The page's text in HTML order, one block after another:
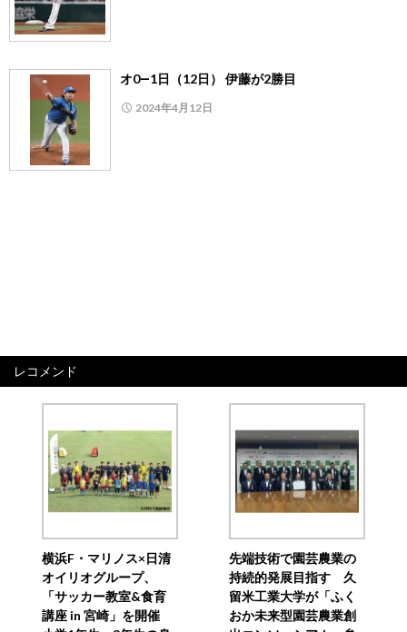
オ0―1日（12日） 伊藤が2勝目
2024年4月12日
レコメンド
横浜F・マリノス×日清
オイリオグループ、
「サッカー教室&食育
講座 in 宮崎」を開催
先端技術で園芸農業の
持続的発展目指す 久
留米工業大学が「ふく
おか未来型園芸農業創